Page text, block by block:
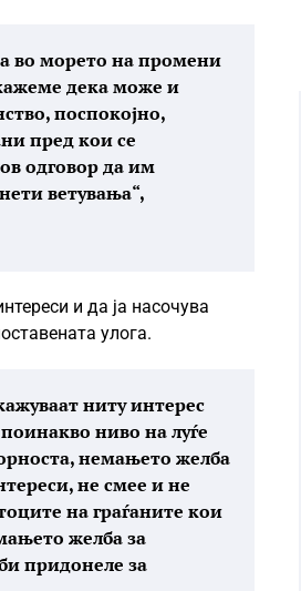
во морето на промени
дека може и
поспокојно,
пред кои се
одговор да им
ветувања“,
и да ја насочува
улога.
ниту интерес
ниво на луѓе
немањето желба
не смее и не
на граѓаните кои
желба за
придонеле за